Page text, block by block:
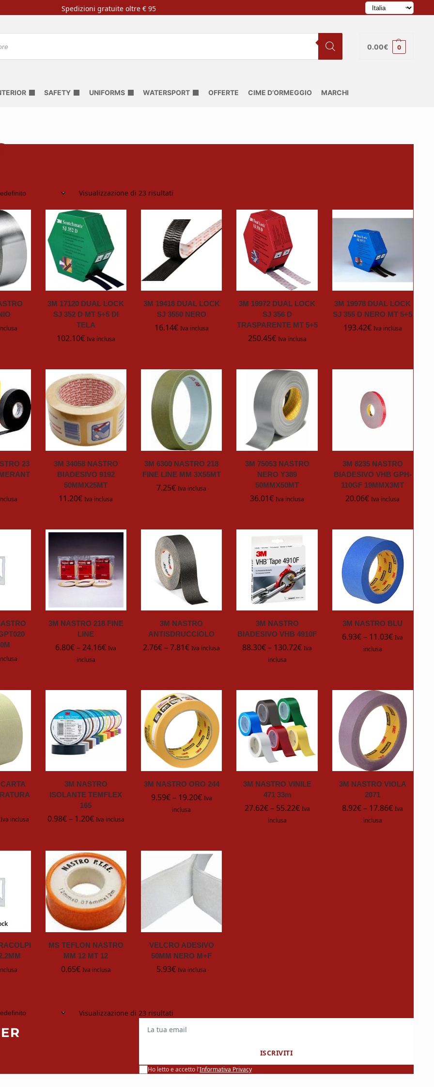
Spedizioni gratuite oltre € 95
0.00€ 0
SAFETY UNIFORMS WATERSPORT OFFERTE CIME D’ORMEGGIO MARCHI
Visualizzazione di 23 risultati
3M 17120 DUAL LOCK
SJ 352 D MT 5+5 DI
TELA
102.10€ Iva inclusa
3M 19418 DUAL LOCK
SJ 3550 NERO
16.14€ Iva inclusa
3M 19972 DUAL LOCK
SJ 356 D
TRASPARENTE MT 5+5
250.45€ Iva inclusa
3M 19978 DUAL LOCK
SJ 355 D NERO MT 5+5
193.42€ Iva inclusa
23
3M 34058 NASTRO
BIADESIVO 9192
50MMX25MT
11.20€ Iva inclusa
3M 6300 NASTRO 218
FINE LINE MM 3X55MT
7.25€ Iva inclusa
3M 75053 NASTRO
NERO Y389
50MMX50MT
36.01€ Iva inclusa
3M 8235 NASTRO
BIADESIVO VHB GPH-
110GF 19MMX3MT
20.06€ Iva inclusa
3M NASTRO 218 FINE
LINE
6.80€–24.16€ Iva
inclusa
3M NASTRO
ANTISDRUCCIOLO
2.76€–7.81€ Iva inclusa
3M NASTRO
BIADESIVO VHB 4910F
88.30€– 130.72€ Iva
inclusa
3M NASTRO BLU
6.93€– 11.03€ Iva
inclusa
Iva inclusa
3M NASTRO
ISOLANTE TEMFLEX
165
0.98€– 1.20€ Iva inclusa
3M NASTRO ORO 244
9.59€– 19.20€ Iva
inclusa
3M NASTRO VINILE
471 33m
27.62€– 55.22€ Iva
inclusa
3M NASTRO VIOLA
2071
8.92€– 17.86€ Iva
inclusa
MS TEFLON NASTRO
MM 12 MT 12
0.65€ Iva inclusa
VELCRO ADESIVO
50MM NERO M+F
5.93€ Iva inclusa
Visualizzazione di 23 risultati
Ho letto e accetto l'Informativa Privacy
ISCRIVITI